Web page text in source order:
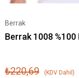
Berrak
Berrak 1008
₺220,69 (KDV Dahil)